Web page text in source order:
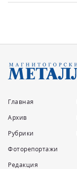
Главная
Архив
Рубрики
Фоторепортажи
Редакция